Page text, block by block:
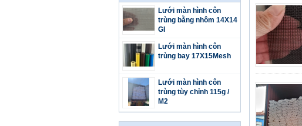
Lưới màn hình côn
trùng bằng nhôm 14X14
GI
Lưới màn hình côn
trùng bay 17X15Mesh
Lưới màn hình côn
trùng tùy chỉnh 115g /
M2